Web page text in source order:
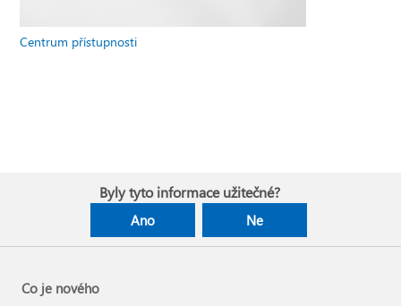
Centrum přístupnosti
Byly tyto informace užitečné?
Ano Ne
Co je nového